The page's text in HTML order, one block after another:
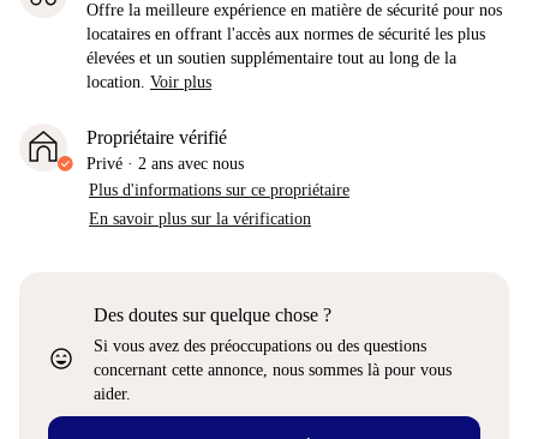
Offre la meilleure expérience en matière de sécurité pour nos
locataires en offrant l'accès aux normes de sécurité les plus
élevées et un soutien supplémentaire tout au long de la
location. Voir plus
Propriétaire vérifié
Privé · 2 ans avec nous
Plus d'informations sur ce propriétaire
En savoir plus sur la vérification
sentiment_very_satisfied
Des doutes sur quelque chose ?
Si vous avez des préoccupations ou des questions
concernant cette annonce, nous sommes là pour vous
aider.